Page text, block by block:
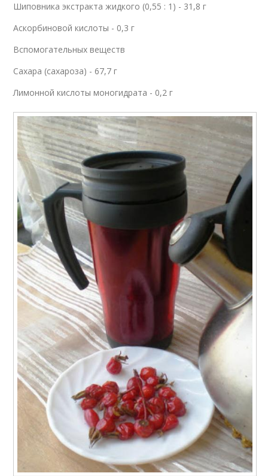
Шиповника экстракта жидкого (0,55 : 1) - 31,8 г
Аскорбиновой кислоты - 0,3 г
Вспомогательных веществ
Сахара (сахароза) - 67,7 г
Лимонной кислоты моногидрата - 0,2 г